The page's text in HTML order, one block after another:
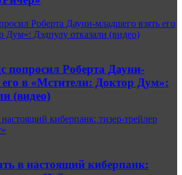
Роберта Дауни-младшего взять его
Дум»: Дэдпулу отказали (видео)
попросил Роберта Дауни-
в «Мстители: Доктор Дум»:
(видео)
киберпанк: тизер-трейлер
в настоящий киберпанк: